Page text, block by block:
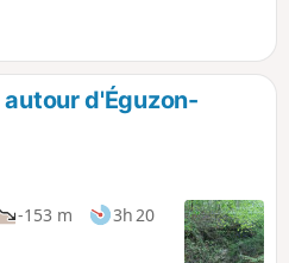
d'Éguzon-
-153 m
3h 20